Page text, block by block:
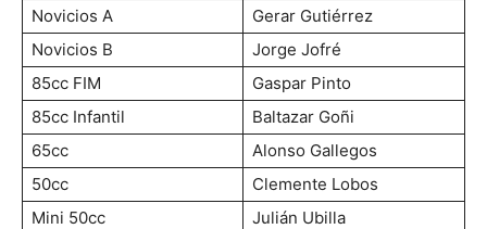
Novicios A
Gerar Gutiérrez
Novicios B
Jorge Jofré
85cc FIM
Gaspar Pinto
85cc Infantil
Baltazar Goñi
65cc
Alonso Gallegos
50cc
Clemente Lobos
Mini 50cc
Julián Ubilla